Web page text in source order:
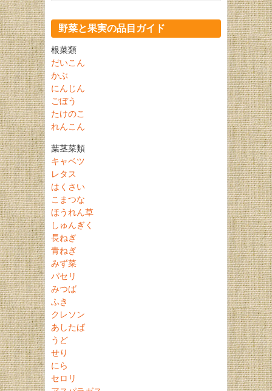
野菜と果実の品目ガイド
根菜類
だいこん
かぶ
にんじん
ごぼう
たけのこ
れんこん
葉茎菜類
キャベツ
レタス
はくさい
こまつな
ほうれん草
しゅんぎく
長ねぎ
青ねぎ
みず菜
パセリ
みつば
ふき
クレソン
あしたば
うど
せり
にら
セロリ